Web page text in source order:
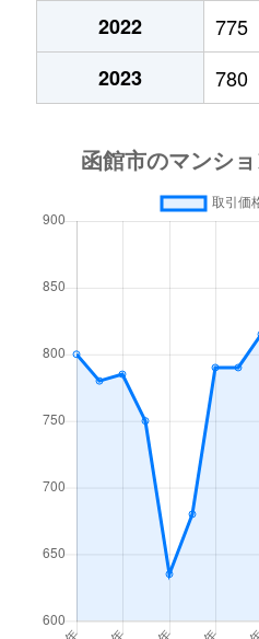
梁川町
2,200万円
梁川町
2,300万円
3,500万円
湯川町
湯川町
1,700万円
530万円
520万円
湯川町
1,300万円
湯川町
790万円
2022
775
2023
780